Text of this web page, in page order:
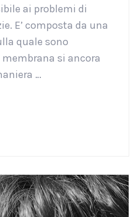
ai problemi di
E’ composta da una
quale sono
si ancora
…